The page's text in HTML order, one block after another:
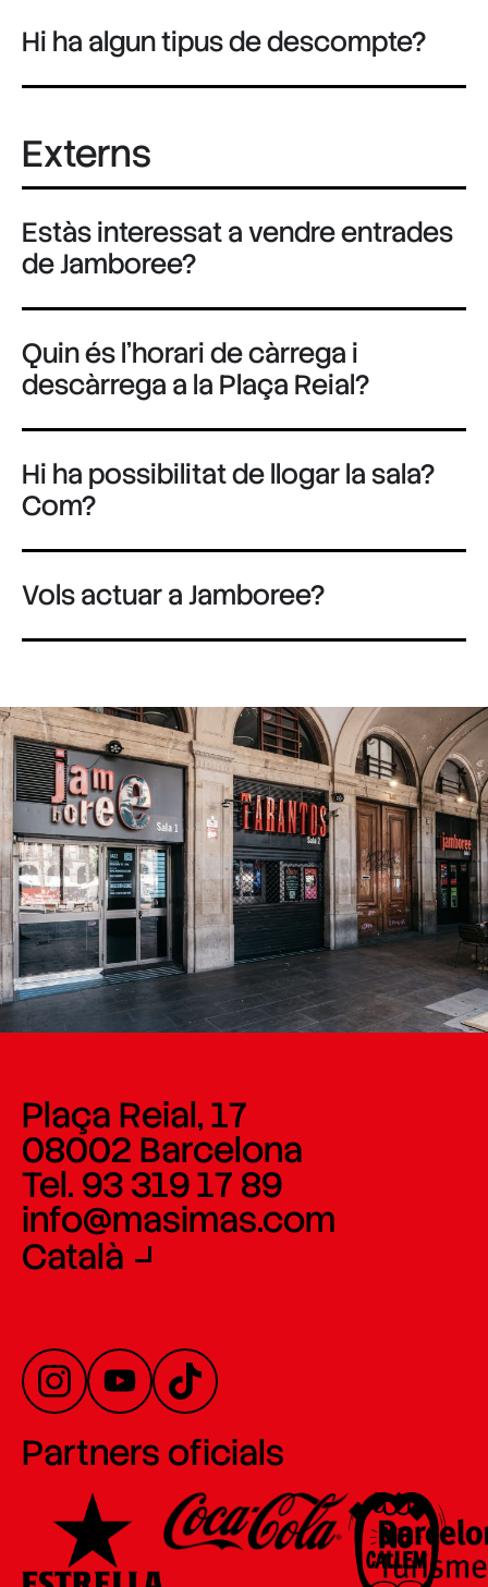
Hi ha algun tipus de descompte?
Externs
Estàs interessat a vendre entrades
de Jamboree?
Quin és l’horari de càrrega i
descàrrega a la Plaça Reial?
Hi ha possibilitat de llogar la sala?
Com?
Vols actuar a Jamboree?
Plaça Reial, 17
08002 Barcelona
Tel. 93 319 17 89
info@masimas.com
Català
Partners oficials